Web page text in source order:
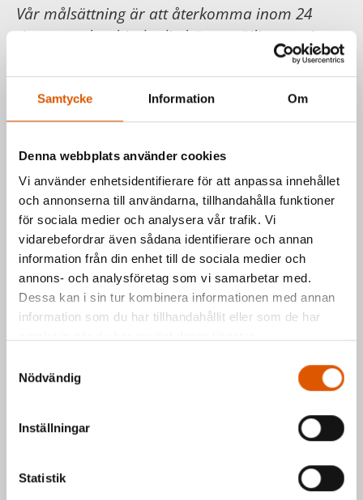
Samtycke Information Om
Denna webbplats använder cookies
Vi använder enhetsidentifierare för att anpassa innehållet
och annonserna till användarna, tillhandahålla funktioner
för sociala medier och analysera vår trafik. Vi
vidarebefordrar även sådana identifierare och annan
information från din enhet till de sociala medier och
annons- och analysföretag som vi samarbetar med.
Dessa kan i sin tur kombinera informationen med annan
information som du har tillhandahållit eller som de har
Nödvändig
Inställningar
Statistik
Vår målsättning är att återkomma inom 24
timmar och erbjuda dig bästa möjliga service.
Konsumentköplagen, Distans- och
hemförsäljningslagen.
Läs mer hosKonsumentverket.
Har du frågor om våra produkter
eller vill du prata med en säljare?
Kontakta oss via formuläret eller direkt, så
hör vi av oss så fort vi kan.
Johan Olander e-posteller telefon 035-
2953810
Hälsningar Johan & Mattias